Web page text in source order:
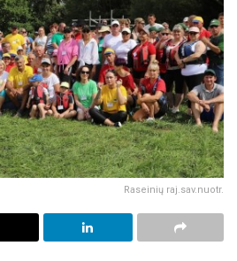
Raseinių raj.sav.nuotr.